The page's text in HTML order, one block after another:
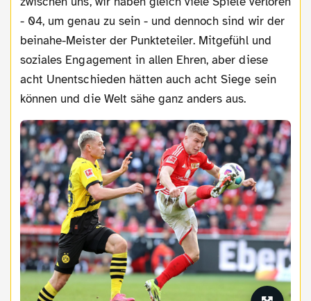
- 04, um genau zu sein - und dennoch sind wir der
beinahe-Meister der Punkteteiler. Mitgefühl und
soziales Engagement in allen Ehren, aber diese
acht Unentschieden hätten auch acht Siege sein
können und die Welt sähe ganz anders aus.